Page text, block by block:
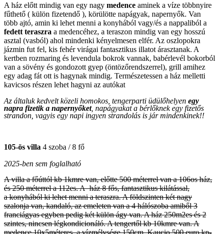
A ház előtt mindig van egy nagy medence aminek a víze többnyire
fűthető ( külön fizetendő ), körülötte napágyak, napernyők. Van
több ajtó, amin ki lehet menni a konyhából vagy/és a nappaliból a
fedett teraszra a medencéhez, a teraszon mindig van egy hosszú
asztal (vasból) ahol mindenki kényelmesen elfér. Az oszlopokra
jázmin fut fel, kis fehér virágai fantasztikus illatot árasztanak. A
kertben rozmaring és levendula bokrok vannak, babérlevél bokorból
van a sövény és gondozott gyep (öntözőrendszerrel), grill amihez
egy adag fát ott is hagynak mindig. Természetessen a ház melletti
kavicsos részen lehet hagyni az autókat
Az általuk kedvelt közeli homokos, tengerparti üdülőhelyen egy
napra fizetik a napernyőket, napágyakat a bérlőknek egy fizetős
strandon, vagyis egy napi ingyen strandolás is jár mindenkinek!!
105-ös villa 4 szoba / 8 fő
2025-ben sem foglalható
A villa a főúttól kb 1kmre van, előtte 500 méterrel van a 106os ház,
és 250 méterrel a 112es. A ház 8 fős, fantasztikus kilátással,
a konyhából ki lehet menni a teraszra. A földszinten két nagy
szalonja van, kandaló, az emeleten van a 4 hálószoba amiből 3
franciágyas egyben pedig két külön ágy van. A ház 250m2es és 2
szintes, nincsen légkondicionáló. A tengertől kb 10kmre van. A
medence 10x5méteres, a vízmélysége 150cm. Kaucio 500 euro kp-